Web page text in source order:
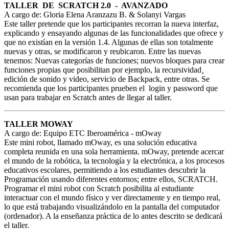
TALLER DE SCRATCH 2.0 - AVANZADO
A cargo de: Gloria Elena Aranzazu B. & Solanyi Vargas
Este taller pretende que los participantes recorran la nueva interfaz,
explicando y ensayando algunas de las funcionalidades que ofrece y
que no existían en la versión 1.4. Algunas de ellas son totalmente
nuevas y otras, se modificaron y reubicaron. Entre las nuevas
tenemos: Nuevas categorías de funciones; nuevos bloques para crear
funciones propias que posibilitan por ejemplo, la recursividad¸
edición de sonido y video, servicio de Backpack, entre otras. Se
recomienda que los participantes prueben el login y password que
usan para trabajar en Scratch antes de llegar al taller.
TALLER MOWAY
A cargo de: Equipo ETC Iberoamérica - mOway
Este mini robot, llamado mOway, es una solución educativa
completa reunida en una sola herramienta. mOway, pretende acercar
el mundo de la robótica, la tecnología y la electrónica, a los procesos
educativos escolares, permitiendo a los estudiantes descubrir la
Programación usando diferentes entornos; entre ellos, SCRATCH.
Programar el mini robot con Scratch posibilita al estudiante
interactuar con el mundo físico y ver directamente y en tiempo real,
lo que está trabajando visualizándolo en la pantalla del computador
(ordenador). A la enseñanza práctica de lo antes descrito se dedicará
el taller.